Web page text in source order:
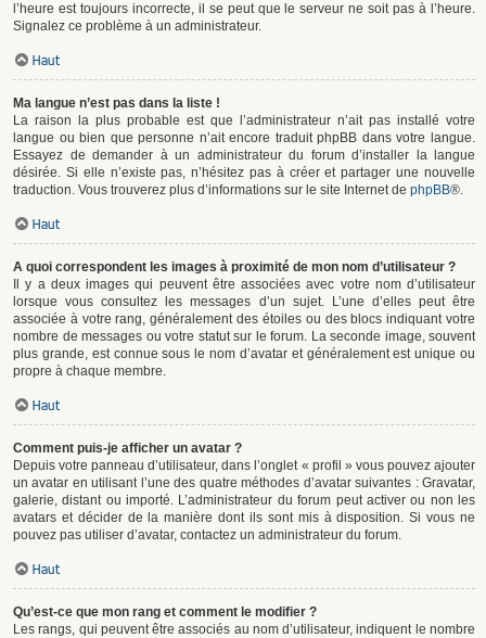
l’heure est toujours incorrecte, il se peut que le serveur ne soit pas à l’heure.
Signalez ce problème à un administrateur.
Haut
Ma langue n’est pas dans la liste !
La raison la plus probable est que l’administrateur n’ait pas installé votre
langue ou bien que personne n’ait encore traduit phpBB dans votre langue.
Essayez de demander à un administrateur du forum d’installer la langue
désirée. Si elle n’existe pas, n’hésitez pas à créer et partager une nouvelle
traduction. Vous trouverez plus d’informations sur le site Internet de phpBB®.
Haut
A quoi correspondent les images à proximité de mon nom d’utilisateur ?
Il y a deux images qui peuvent être associées avec votre nom d’utilisateur
lorsque vous consultez les messages d’un sujet. L’une d’elles peut être
associée à votre rang, généralement des étoiles ou des blocs indiquant votre
nombre de messages ou votre statut sur le forum. La seconde image, souvent
plus grande, est connue sous le nom d’avatar et généralement est unique ou
propre à chaque membre.
Haut
Comment puis-je afficher un avatar ?
Depuis votre panneau d’utilisateur, dans l’onglet « profil » vous pouvez ajouter
un avatar en utilisant l’une des quatre méthodes d’avatar suivantes : Gravatar,
galerie, distant ou importé. L’administrateur du forum peut activer ou non les
avatars et décider de la manière dont ils sont mis à disposition. Si vous ne
pouvez pas utiliser d’avatar, contactez un administrateur du forum.
Haut
Qu’est-ce que mon rang et comment le modifier ?
Les rangs, qui peuvent être associés au nom d’utilisateur, indiquent le nombre